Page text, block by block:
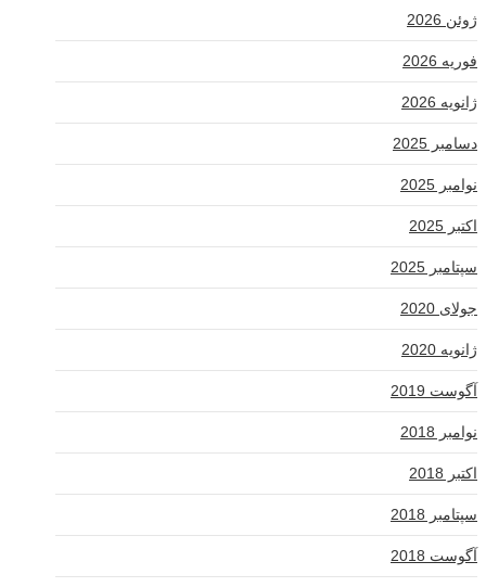
ژوئن 2026
فوریه 2026
ژانویه 2026
دسامبر 2025
نوامبر 2025
اکتبر 2025
سپتامبر 2025
جولای 2020
ژانویه 2020
آگوست 2019
نوامبر 2018
اکتبر 2018
سپتامبر 2018
آگوست 2018